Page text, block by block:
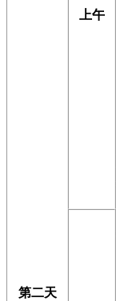
第二天
上午